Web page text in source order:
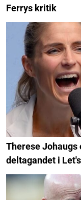
Ferrys kritik
Therese
deltagandet i